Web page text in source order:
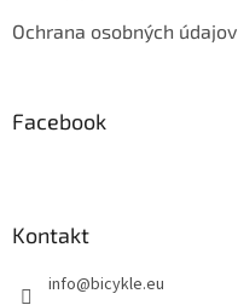
Ochrana osobných údajov
Facebook
Kontakt
info@bicykle.eu